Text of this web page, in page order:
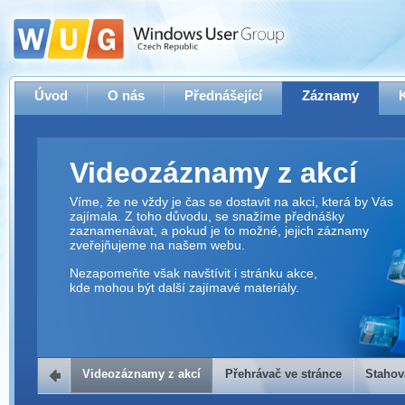
Úvod O nás Přednášející Záznamy
Videozáznamy z akcí
Víme, že ne vždy je čas se dostavit na akci, která by Vás
zajímala. Z toho důvodu, se snažíme přednášky
zaznamenávat, a pokud je to možné, jejich záznamy
zveřejňujeme na našem webu.
Nezapomeňte však navštívit i stránku akce,
kde mohou být další zajímavé materiály.
Přehrávač ve stránce
Videozáznamy z akcí Přehrávač ve stránce